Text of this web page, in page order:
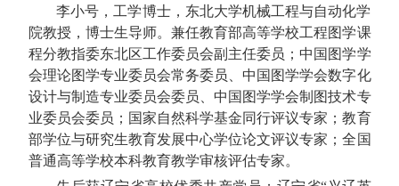
李小号，工学博士，东北大学机械工程与自动化学
院教授，博士生导师。兼任教育部高等学校工程图学课
程分教指委东北区工作委员会副主任委员；中国图学学
会理论图学专业委员会常务委员、中国图学学会数字化
设计与制造专业委员会委员、中国图学学会制图技术专
业委员会委员；国家自然科学基金同行评议专家；教育
部学位与研究生教育发展中心学位论文评议专家；全国
普通高等学校本科教育教学审核评估专家。